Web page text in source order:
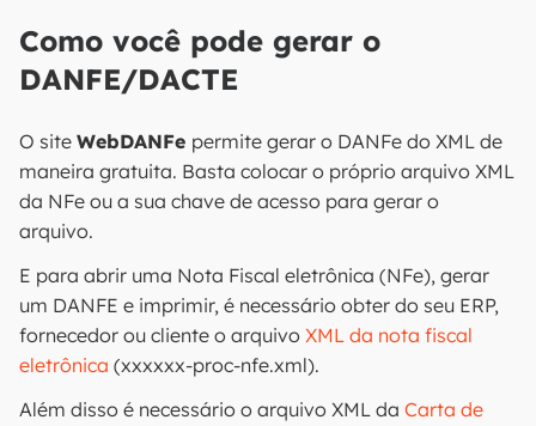
Como você pode gerar o
DANFE/DACTE
O site WebDANFe permite gerar o DANFe do XML de
maneira gratuita. Basta colocar o próprio arquivo XML
da NFe ou a sua chave de acesso para gerar o
arquivo.
E para abrir uma Nota Fiscal eletrônica (NFe), gerar
um DANFE e imprimir, é necessário obter do seu ERP,
fornecedor ou cliente o arquivo XML da nota fiscal
eletrônica (xxxxxx-proc-nfe.xml).
Além disso é necessário o arquivo XML da Carta de